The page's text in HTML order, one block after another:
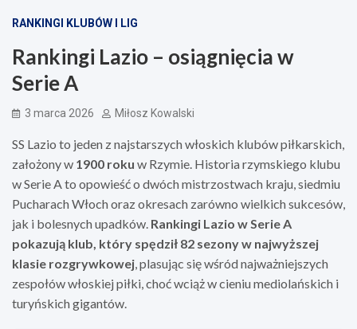
RANKINGI KLUBÓW I LIG
Rankingi Lazio – osiągnięcia w
Serie A
3 marca 2026 Miłosz Kowalski
SS Lazio to jeden z najstarszych włoskich klubów piłkarskich,
założony w 1900 roku w Rzymie. Historia rzymskiego klubu
w Serie A to opowieść o dwóch mistrzostwach kraju, siedmiu
Pucharach Włoch oraz okresach zarówno wielkich sukcesów,
jak i bolesnych upadków. Rankingi Lazio w Serie A
pokazują klub, który spędził 82 sezony w najwyższej
klasie rozgrywkowej, plasując się wśród najważniejszych
zespołów włoskiej piłki, choć wciąż w cieniu mediolańskich i
turyńskich gigantów.